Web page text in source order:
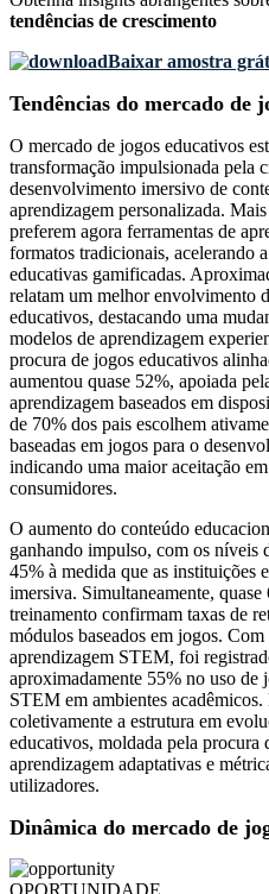
tendências de crescimento
Baixar amostra
Tendências do mercado de
O mercado de jogos educativos
transformação impulsionada pela
desenvolvimento imersivo de
aprendizagem personalizada.
preferem agora ferramentas de
formatos tradicionais, acelerando
educativas gamificadas.
relatam um melhor envolvimento
educativos, destacando uma
modelos de aprendizagem
procura de jogos educativos
aumentou quase 52%, apoiada
aprendizagem baseados em
de 70% dos pais escolhem
baseadas em jogos para o
indicando uma maior aceitação
consumidores.
O aumento do conteúdo
ganhando impulso, com os níveis
45% à medida que as instituições
imersiva. Simultaneamente,
treinamento confirmam taxas de
módulos baseados em jogos. Com
aprendizagem STEM, foi
aproximadamente 55% no uso de
STEM em ambientes acadêmicos.
coletivamente a estrutura em
educativos, moldada pela procura
aprendizagem adaptativas e
utilizadores.
Dinâmica do mercado de